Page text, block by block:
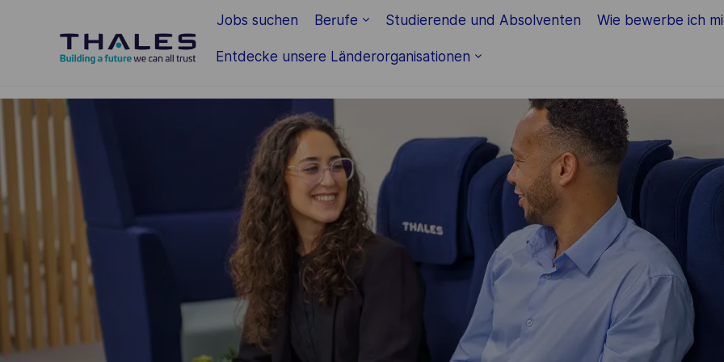
Jobs suchen Berufe Studierende und Absolventen Wie bewerbe ich
Entdecke unsere Länderorganisationen
-